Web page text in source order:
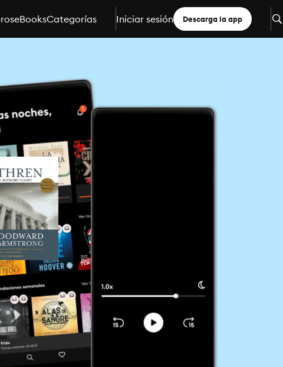
eBooksCategorías Iniciar sesión Descarga la app